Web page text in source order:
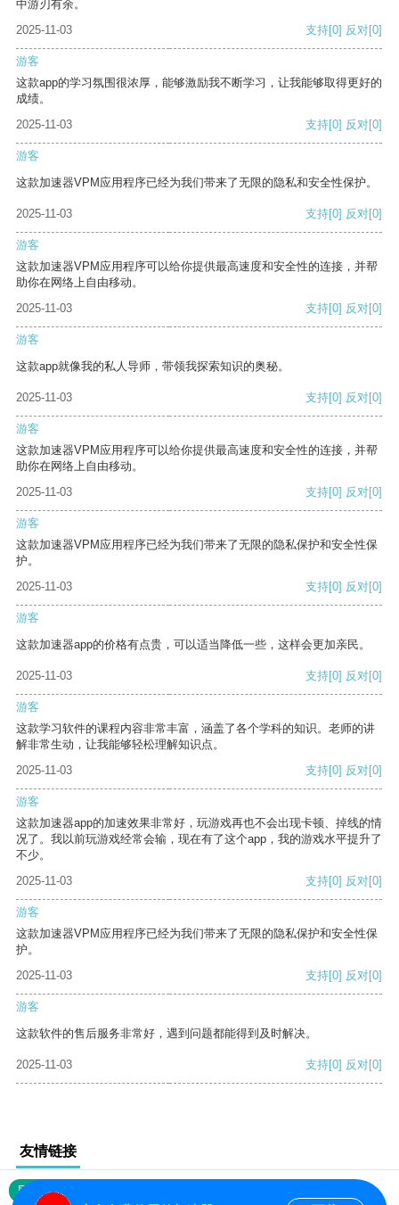
中游刃有余。
2025-11-03
支持[0] 反对[0]
游客
这款app的学习氛围很浓厚，能够激励我不断学习，让我能够取得更好的
成绩。
2025-11-03
支持[0] 反对[0]
游客
这款加速器VPM应用程序已经为我们带来了无限的隐私和安全性保护。
2025-11-03 支持[0] 反对[0]
游客
这款加速器VPM应用程序可以给你提供最高速度和安全性的连接，并帮
助你在网络上自由移动。
2025-11-03
支持[0] 反对[0]
游客
这款app就像我的私人导师，带领我探索知识的奥秘。
2025-11-03 支持[0] 反对[0]
游客
这款加速器VPM应用程序可以给你提供最高速度和安全性的连接，并帮
助你在网络上自由移动。
2025-11-03
支持[0] 反对[0]
游客
这款加速器VPM应用程序已经为我们带来了无限的隐私保护和安全性保
护。
2025-11-03
支持[0] 反对[0]
游客
这款加速器app的价格有点贵，可以适当降低一些，这样会更加亲民。
2025-11-03 支持[0] 反对[0]
游客
这款学习软件的课程内容非常丰富，涵盖了各个学科的知识。老师的讲
解非常生动，让我能够轻松理解知识点。
2025-11-03
支持[0] 反对[0]
游客
这款加速器app的加速效果非常好，玩游戏再也不会出现卡顿、掉线的情
况了。我以前玩游戏经常会输，现在有了这个app，我的游戏水平提升了
不少。
2025-11-03
支持[0] 反对[0]
游客
这款加速器VPM应用程序已经为我们带来了无限的隐私保护和安全性保
护。
2025-11-03
支持[0] 反对[0]
游客
这款软件的售后服务非常好，遇到问题都能得到及时解决。
2025-11-03 支持[0] 反对[0]
友情链接
网站地图